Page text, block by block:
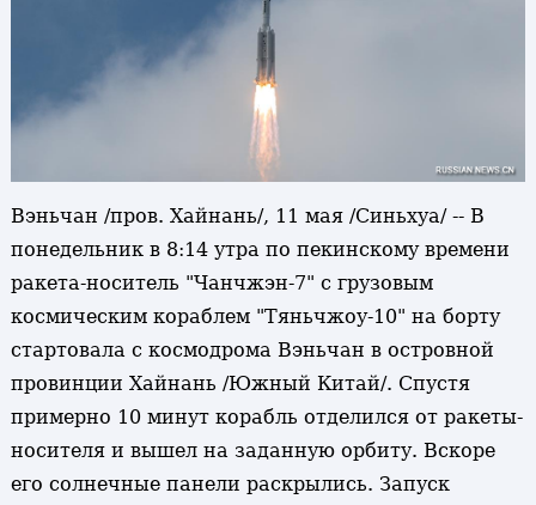
Вэньчан /пров. Хайнань/, 11 мая /Синьхуа/ -- В
понедельник в 8:14 утра по пекинскому времени
ракета-носитель "Чанчжэн-7" с грузовым
космическим кораблем "Тяньчжоу-10" на борту
стартовала с космодрома Вэньчан в островной
провинции Хайнань /Южный Китай/. Спустя
примерно 10 минут корабль отделился от ракеты-
носителя и вышел на заданную орбиту. Вскоре
его солнечные панели раскрылись. Запуск